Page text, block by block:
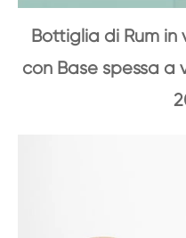
Bottiglia di Rum in
con Base spessa a